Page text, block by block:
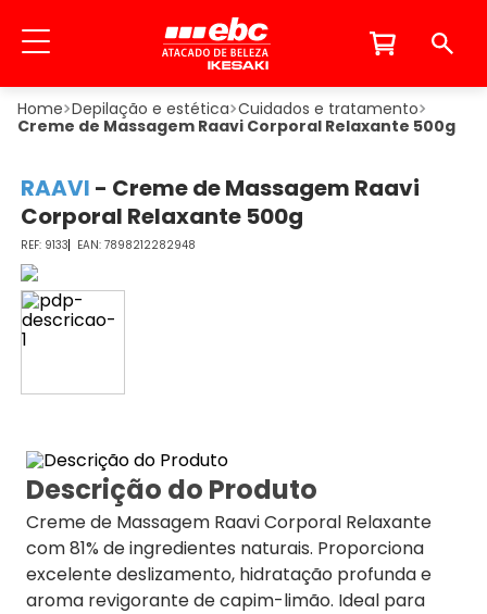
Depilação e estética Cuidados e tratamento
Creme de Massagem Raavi Corporal Relaxante 500g
RAAVI - Creme de Massagem Raavi
Corporal Relaxante 500g
9133 7898212282948
Descrição do Produto
Creme de Massagem Raavi Corporal Relaxante
com 81% de ingredientes naturais. Proporciona
excelente deslizamento, hidratação profunda e
aroma revigorante de capim-limão. Ideal para